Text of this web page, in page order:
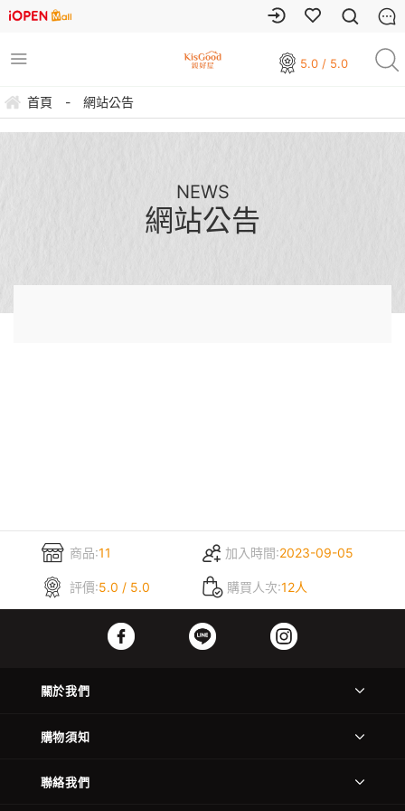
5.0 / 5.0
首頁 - 網站公告
NEWS
網站公告
商品:11 加入時間:2023-09-05
評價:5.0 / 5.0 購買人次:12人
關於我們
購物須知
聯絡我們